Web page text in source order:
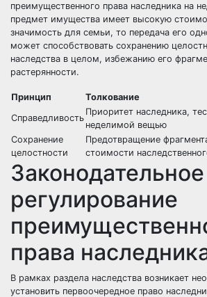
преимущественного права наследника на
предмет имущества имеет высокую
значимость для семьи, то передача его
может способствовать сохранению
наследства в целом, избежанию его
растерянности.
Принцип
Толкование
Справедливость
Приоритет наследника,
неделимой вещью
Сохранение
целостности
Предотвращение
стоимости
Законодательное
регулирование
права
В рамках раздела наследства возникает
установить первоочередное право